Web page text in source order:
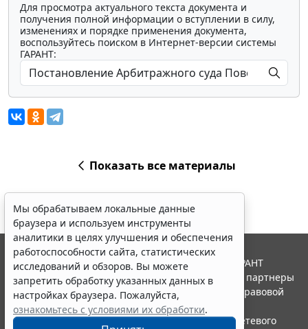
Для просмотра актуального текста документа и
получения полной информации о вступлении в силу,
изменениях и порядке применения документа,
воспользуйтесь поиском в Интернет-версии системы
ГАРАНТ:
Показать все материалы
Мы обрабатываем локальные данные
браузера и используем инструменты
аналитики в целях улучшения и обеспечения
работоспособности сайта, статистических
исследований и обзоров. Вы можете
запретить обработку указанных данных в
настройках браузера. Пожалуйста,
ознакомьтесь с условиями их обработки.
© ООО "НПП "ГАРАНТ-СЕРВИС", 2026. Система ГАРАНТ
выпускается с 1990 года. Компания "Гарант" и ее партнеры
являются участниками Российской ассоциации правовой
информации ГАРАНТ.
Портал ГАРАНТ.РУ зарегистрирован в качестве сетевого